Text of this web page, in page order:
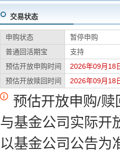
交易状态
申购状态
暂停申购
普通回活期宝
支持
预估开放申购时间
2026年09月18
预估开放赎回时间
2026年09月18
预估开放申购/
与基金公司实际开
以基金公司公告为